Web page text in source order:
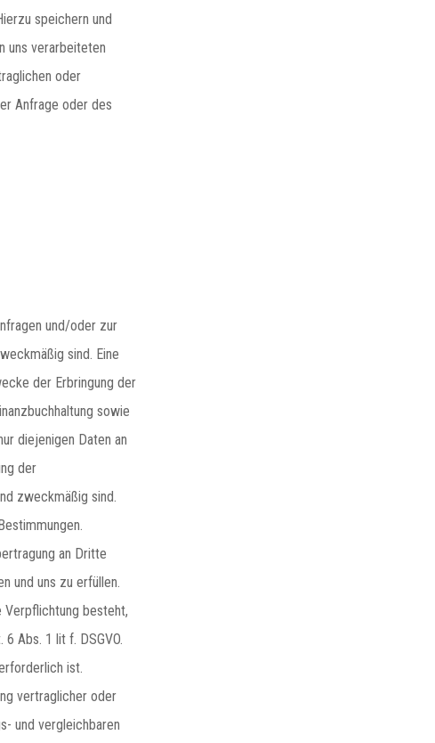
speichern und
uns verarbeiteten
oder
Anfrage oder des
und/oder zur
sind. Eine
der Erbringung der
sowie
diejenigen Daten an
der
zweckmäßig sind.
an Dritte
und uns zu erfüllen.
Verpflichtung besteht,
Abs. 1 lit f. DSGVO.
ist.
vertraglicher oder
und vergleichbaren